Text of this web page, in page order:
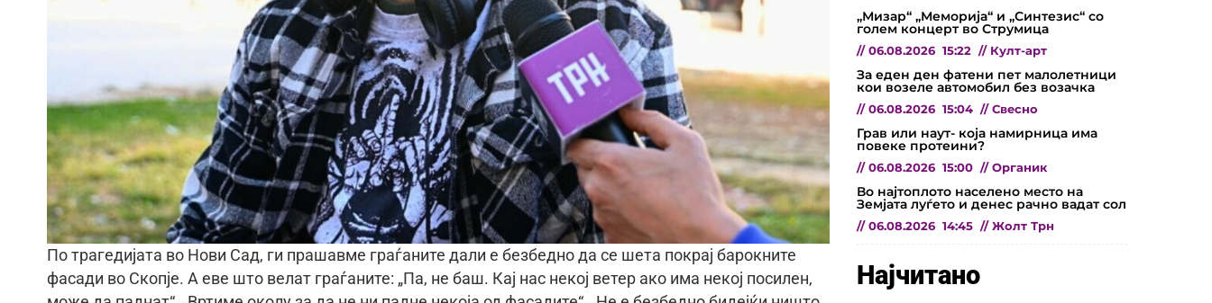
По трагедијата во Нови Сад, ги прашавме граѓаните дали е безбедно да се шета покрај барокните
фасади во Скопје. А еве што велат граѓаните: „Па, не баш. Кај нас некој ветер ако има некој посилен,
„Мизар“ „Меморија“ и „Синтезис“ со
голем концерт во Струмица
// 06.08.2026 15:22 // Култ-арт
За еден ден фатени пет малолетници
кои возеле автомобил без возачка
// 06.08.2026 15:04 // Свесно
Грав или наут- која намирница има
повеке протеини?
// 06.08.2026 15:00 // Органик
Во најтоплото населено место на
Земјата луѓето и денес рачно вадат сол
// 06.08.2026 14:45 // Жолт Трн
Најчитано